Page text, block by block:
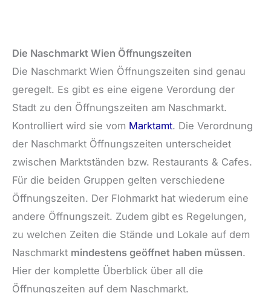
Die Naschmarkt Wien Öffnungszeiten
Die Naschmarkt Wien Öffnungszeiten sind genau
geregelt. Es gibt es eine eigene Verordung der
Stadt zu den Öffnungszeiten am Naschmarkt.
Kontrolliert wird sie vom Marktamt. Die Verordnung
der Naschmarkt Öffnungszeiten unterscheidet
zwischen Marktständen bzw. Restaurants & Cafes.
Für die beiden Gruppen gelten verschiedene
Öffnungszeiten. Der Flohmarkt hat wiederum eine
andere Öffnungszeit. Zudem gibt es Regelungen,
zu welchen Zeiten die Stände und Lokale auf dem
Naschmarkt mindestens geöffnet haben müssen.
Hier der komplette Überblick über all die
Öffnungszeiten auf dem Naschmarkt.